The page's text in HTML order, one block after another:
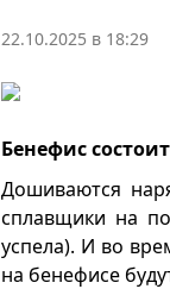
22.10.2025 в 18:29
Бенефис
Дошиваются
сплавщики на
успела). И во
на бенефисе